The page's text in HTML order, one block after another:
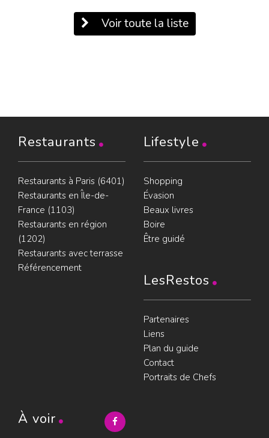
Voir toute la liste
Restaurants
Restaurants à Paris (6401)
Restaurants en Île-de-
France (1103)
Restaurants en région
(1202)
Restaurants avec terrasse
Référencement
Lifestyle
Shopping
Évasion
Beaux livres
Boire
Être guidé
LesRestos
Partenaires
Liens
Plan du guide
Contact
Portraits de Chefs
À voir